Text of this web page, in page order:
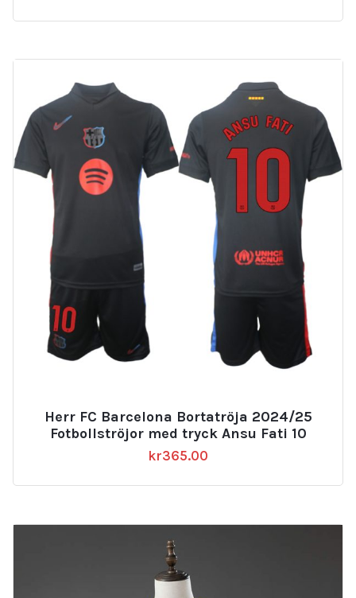
Herr FC Barcelona Bortatröja 2024/25
Fotbollströjor med tryck Ansu Fati 10
kr365.00